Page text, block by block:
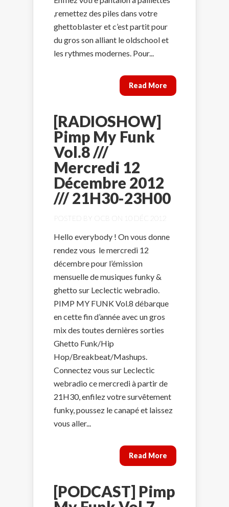
,remettez des piles dans votre
ghettoblaster et c’est partit pour
du gros son alliant le oldschool et
les rythmes modernes. Pour...
Read More
[RADIOSHOW]
Pimp My Funk
Vol.8 ///
Mercredi 12
Décembre 2012
/// 21H30-23H00
POSTED BY OCB
Hello everybody ! On vous donne
rendez vous le mercredi 12
décembre pour l’émission
mensuelle de musiques funky &
ghetto sur Leclectic webradio.
PIMP MY FUNK Vol.8 débarque
en cette fin d’année avec un gros
mix des toutes dernières sorties
Ghetto Funk/Hip
Hop/Breakbeat/Mashups.
Connectez vous sur Leclectic
webradio ce mercredi à partir de
21H30, enfilez votre survêtement
funky, poussez le canapé et laissez
vous aller...
Read More
[PODCAST] Pimp